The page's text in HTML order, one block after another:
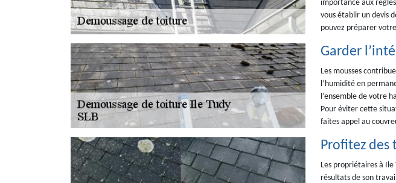
importance aux
vous établir un devis
pouvez préparer
Garder
Les mousses
l’humidité en
l’ensemble de votre
Pour éviter cette
faites appel au
Profitez des
Les propriétaires à Ile
résultats de son